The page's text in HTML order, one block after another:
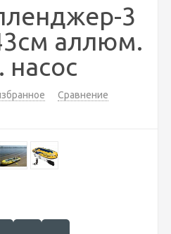
3
аллюм.
насос
Сравнение